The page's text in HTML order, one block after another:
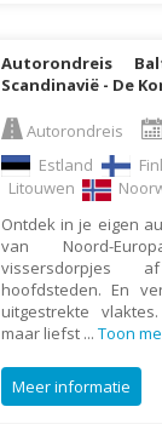
Autorondreis
Scandinavië - De
Autorondreis
Estland
Litouwen
Ontdek in je eigen
van Noord-
vissersdorpjes
hoofdsteden. En
uitgestrekte
maar liefst ... Toon
Meer informatie